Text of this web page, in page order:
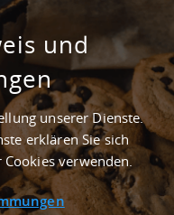
und
unserer Dienste.
erklären Sie sich
verwenden.